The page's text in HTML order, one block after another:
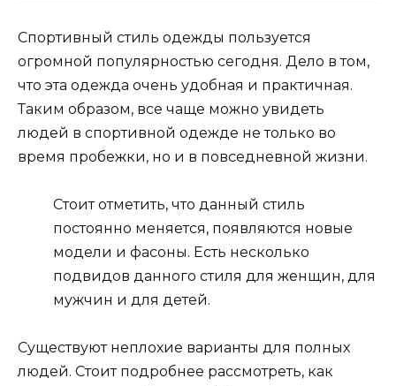
Спортивный стиль одежды пользуется
огромной популярностью сегодня. Дело в том,
что эта одежда очень удобная и практичная.
Таким образом, все чаще можно увидеть
людей в спортивной одежде не только во
время пробежки, но и в повседневной жизни.
Стоит отметить, что данный стиль
постоянно меняется, появляются новые
модели и фасоны. Есть несколько
подвидов данного стиля для женщин, для
мужчин и для детей.
Существуют неплохие варианты для полных
людей. Стоит подробнее рассмотреть, как